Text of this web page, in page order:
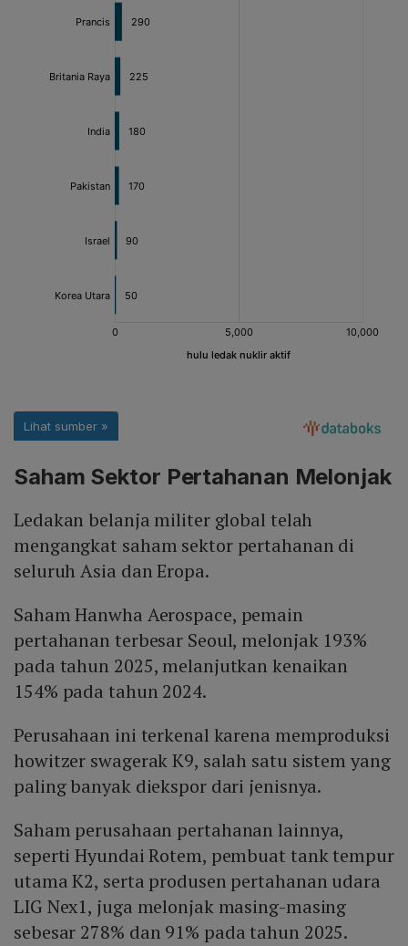
Saham Sektor Pertahanan Melonjak
Ledakan belanja militer global telah
mengangkat saham sektor pertahanan di
seluruh Asia dan Eropa.
Saham Hanwha Aerospace, pemain
pertahanan terbesar Seoul, melonjak 193%
pada tahun 2025, melanjutkan kenaikan
154% pada tahun 2024.
Perusahaan ini terkenal karena memproduksi
howitzer swagerak K9, salah satu sistem yang
paling banyak diekspor dari jenisnya.
Saham perusahaan pertahanan lainnya,
seperti Hyundai Rotem, pembuat tank tempur
utama K2, serta produsen pertahanan udara
LIG Nex1, juga melonjak masing-masing
sebesar 278% dan 91% pada tahun 2025.